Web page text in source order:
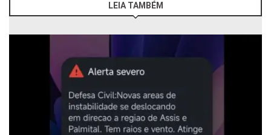
LEIA TAMBÉM